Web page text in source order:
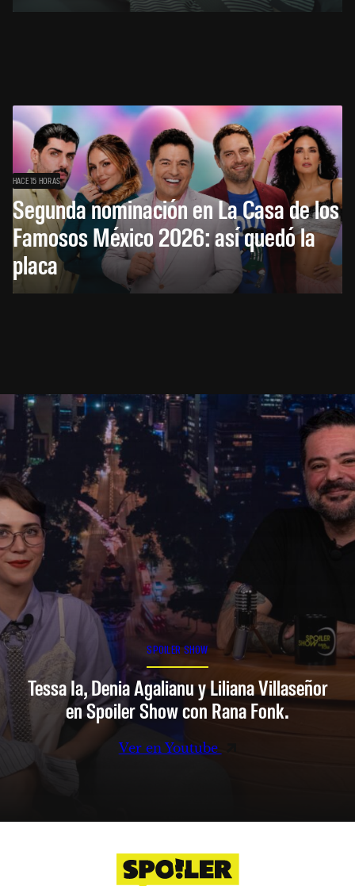
HACE 15 HORAS
Segunda nominación en La Casa de los
Famosos México 2026: así quedó la
placa
SPOILER SHOW
Tessa Ia, Denia Agalianu y Liliana Villaseñor
en Spoiler Show con Rana Fonk.
Ver en Youtube